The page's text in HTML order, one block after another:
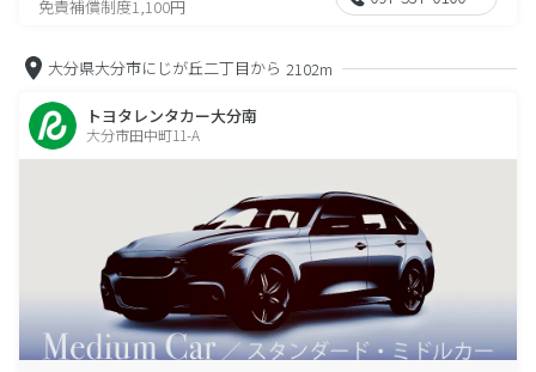
免責補償制度1,100円
大分県大分市にじが丘二丁目から 2102m
トヨタレンタカー大分南
大分市田中町11-A